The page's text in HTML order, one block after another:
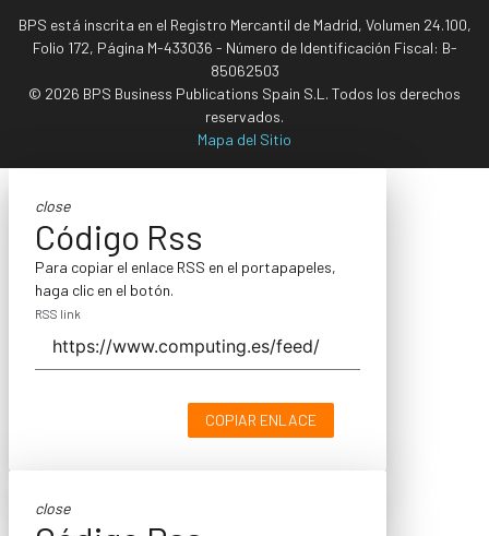
BPS está inscrita en el Registro Mercantil de Madrid, Volumen 24.100,
Folio 172, Página M-433036 - Número de Identificación Fiscal: B-
85062503
© 2026 BPS Business Publications Spain S.L. Todos los derechos
reservados.
Mapa del Sitio
close
Código Rss
Para copiar el enlace RSS en el portapapeles,
haga clic en el botón.
RSS link
COPIAR ENLACE
close